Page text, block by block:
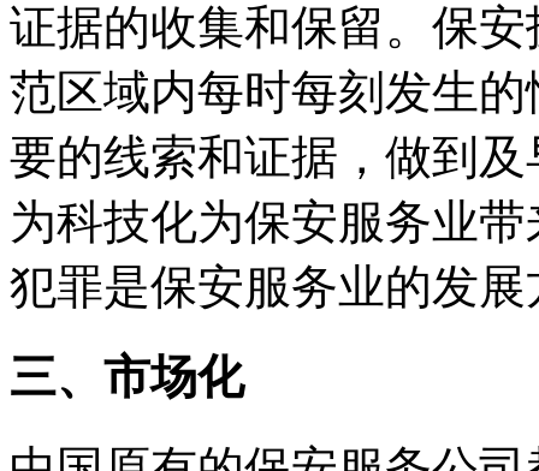
证据的收集和保留。保
范区域内每时每刻发生
要的线索和证据，做到
为科技化为保安服务业
犯罪是保安服务业的发展
三、市场化